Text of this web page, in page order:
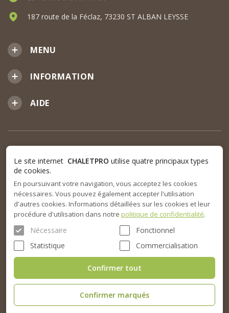
MENU
INFORMATION
AIDE
187 route de la Féclaz, 73230 ST ALBAN LEYSSE
© 2015-2026. SARL Chalet Pro tous droits réservés
Le site internet CHALETPRO utilise quatre principaux types
de cookies.
En poursuivant votre navigation, vous acceptez les cookies
nécessaires. Vous pouvez également accepter l'utilisation
d'autres cookies. Informations détaillées sur les cookies et leur
procédure d'utilisation dans notre politique de confidentialité.
Nécessaire
Fonctionnel
Statistique
Commercialisation
Confirmer marqués
Confirmer tout